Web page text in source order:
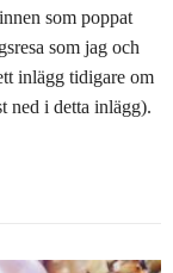
som poppat
som jag och
inlägg tidigare om
ned i detta inlägg).